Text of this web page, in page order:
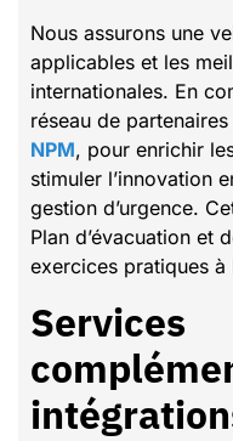
Nous assurons une
applicables et les
internationales. En
réseau de
NPM, pour enrichir
stimuler l’innovation
gestion d’urgence.
Plan d’évacuation et
exercices pratiques à
Services